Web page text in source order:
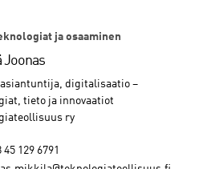
ja osaaminen
Joonas
asiantuntija, digitalisaatio –
tieto ja innovaatiot
ry
45 129 6791